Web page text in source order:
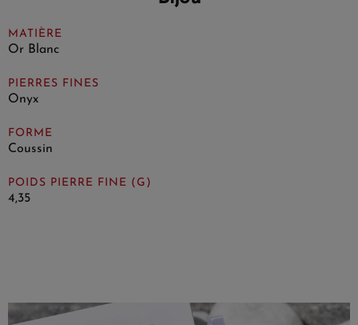
MATIÈRE
Or Blanc
PIERRES FINES
Onyx
FORME
Coussin
POIDS PIERRE FINE (G)
4,35